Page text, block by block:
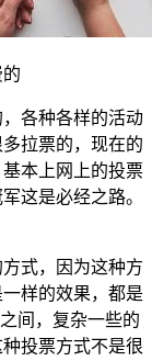
各种各样的活动
拉票的，现在的
本上网上的投票
这是必经之路。
式，因为这种方
样的效果，都是
间，复杂一些的
投票方式不是很